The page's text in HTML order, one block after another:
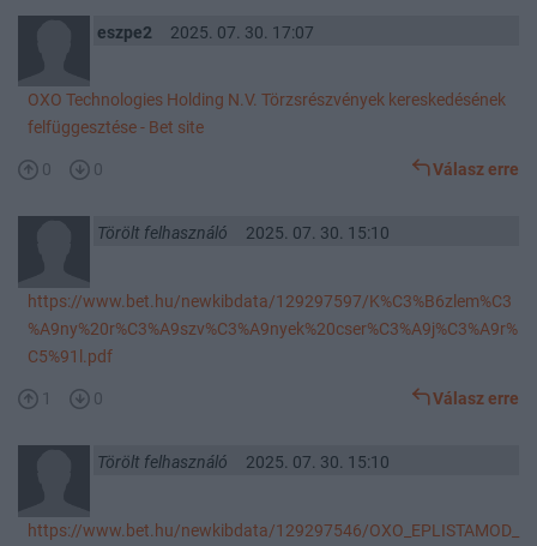
eszpe2 2025. 07. 30. 17:07
OXO Technologies Holding N.V. Törzsrészvények kereskedésének
felfüggesztése - Bet site
0 0 Válasz erre
Törölt felhasználó 2025. 07. 30. 15:10
https://www.bet.hu/newkibdata/129297597/K%C3%B6zlem%C3
%A9ny%20r%C3%A9szv%C3%A9nyek%20cser%C3%A9j%C3%A9r%
C5%91l.pdf
1 0 Válasz erre
Törölt felhasználó 2025. 07. 30. 15:10
https://www.bet.hu/newkibdata/129297546/OXO_EPLISTAMOD_